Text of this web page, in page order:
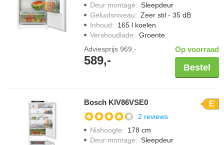
Deur montage: Sleepdeur
Geluidsniveau: Zeer stil - 35 dB
Inhoud: 165 l koelen
Vershoudlade: Groente
Adviesprijs 969,-
589,-
Op voorraad
Bestel
Bosch KIV86VSE0 E
2 reviews
Nishoogte: 178 cm
Deur montage: Sleepdeur